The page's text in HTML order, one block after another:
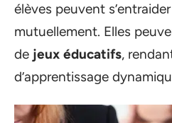
élèves peuvent
mutuellement. Elles
de jeux éducatifs,
d’apprentissage